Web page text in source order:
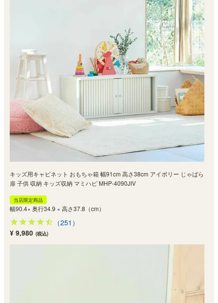
キッズ用キャビネット おもちゃ箱 幅91cm 高さ38cm アイボリー じゃばら
扉 子供 収納 キッズ収納 マミハピ MHP-4090JIV
当店限定商品
幅90.4× 奥行34.9 × 高さ37.8（cm）
（251）
¥ 9,980 (税込)